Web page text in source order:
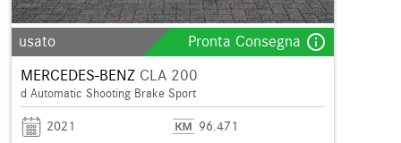
usato Pronta Consegna info_outline
MERCEDES-BENZ CLA 200
d Automatic Shooting Brake Sport
2021
96.471